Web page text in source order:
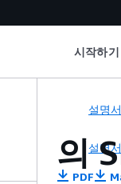
시작하기
설명서
설명서
의
PDF